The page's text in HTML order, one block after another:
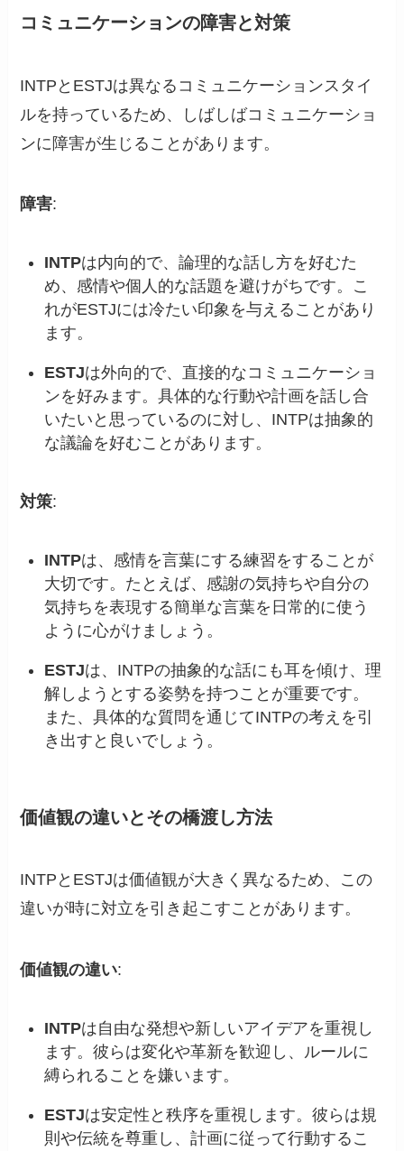
コミュニケーションの障害と対策
INTPとESTJは異なるコミュニケーションスタイ
ルを持っているため、しばしばコミュニケーショ
ンに障害が生じることがあります。
障害:
INTPは内向的で、論理的な話し方を好むた
め、感情や個人的な話題を避けがちです。こ
れがESTJには冷たい印象を与えることがあり
ます。
ESTJは外向的で、直接的なコミュニケーショ
ンを好みます。具体的な行動や計画を話し合
いたいと思っているのに対し、INTPは抽象的
な議論を好むことがあります。
対策:
INTPは、感情を言葉にする練習をすることが
大切です。たとえば、感謝の気持ちや自分の
気持ちを表現する簡単な言葉を日常的に使う
ように心がけましょう。
ESTJは、INTPの抽象的な話にも耳を傾け、理
解しようとする姿勢を持つことが重要です。
また、具体的な質問を通じてINTPの考えを引
き出すと良いでしょう。
価値観の違いとその橋渡し方法
INTPとESTJは価値観が大きく異なるため、この
違いが時に対立を引き起こすことがあります。
価値観の違い:
INTPは自由な発想や新しいアイデアを重視し
ます。彼らは変化や革新を歓迎し、ルールに
縛られることを嫌います。
ESTJは安定性と秩序を重視します。彼らは規
則や伝統を尊重し、計画に従って行動するこ